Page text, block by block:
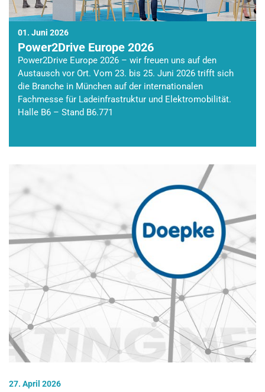
01. Juni 2026
Power2Drive Europe 2026
Power2Drive Europe 2026 – wir freuen uns auf den
Austausch vor Ort. Vom 23. bis 25. Juni 2026 trifft sich
die Branche in München auf der internationalen
Fachmesse für Ladeinfrastruktur und Elektromobilität.
Halle B6 – Stand B6.771
27. April 2026